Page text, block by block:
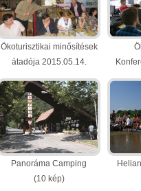
Ökoturisztikai minősítések
átadója 2015.05.14.
(14 kép)
Panoráma Camping
(10 kép)